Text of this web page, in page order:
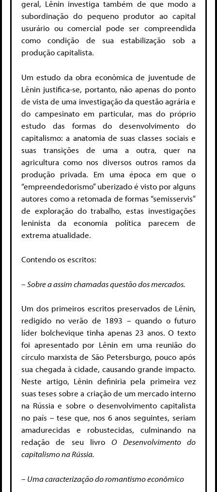
geral, Lênin investiga também de que modo a
subordinação do pequeno produtor ao capital
usurário ou comercial pode ser compreendida
como condição de sua estabilização sob a
produção capitalista.
Um estudo da obra econômica de juventude de
Lênin justifica-se, portanto, não apenas do ponto
de vista de uma investigação da questão agrária e
do campesinato em particular, mas do próprio
estudo das formas do desenvolvimento do
capitalismo: a anatomia de suas classes sociais e
suas transições de uma a outra, quer na
agricultura como nos diversos outros ramos da
produção privada. Em uma época em que o
“empreendedorismo” uberizado é visto por alguns
autores como a retomada de formas “semisservis”
de exploração do trabalho, estas investigações
leninista da economia política parecem de
extrema atualidade.
Contendo os escritos:
– Sobre a assim chamadas questão dos mercados.
Um dos primeiros escritos preservados de Lênin,
redigido no verão de 1893 – quando o futuro
líder bolchevique tinha apenas 23 anos. O texto
foi apresentado por Lênin em uma reunião do
círculo marxista de São Petersburgo, pouco após
sua chegada à cidade, causando grande impacto.
Neste artigo, Lênin definiria pela primeira vez
suas teses sobre a criação de um mercado interno
na Rússia e sobre o desenvolvimento capitalista
no país – tese que, nos 6 anos seguintes, seriam
amadurecidas e robustecidas, culminando na
redação de seu livroO Desenvolvimento do
capitalismo na Rússia.
– Uma caracterização do romantismo econômico